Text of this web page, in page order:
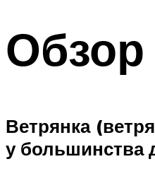
Обзор
Ветрянка
у большинства